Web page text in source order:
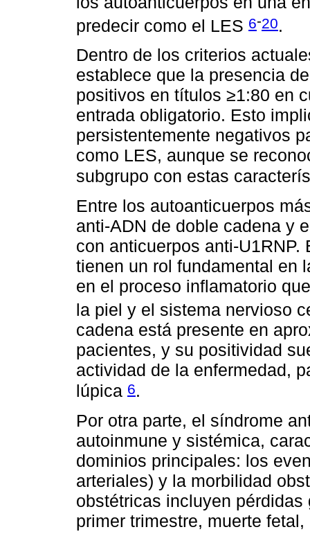
predecir como el LES 6-20.
Dentro de los criterios
establece que la presencia
positivos en títulos ≥1:80 en
entrada obligatorio. Esto
persistentemente negativos
como LES, aunque se
subgrupo con estas
Entre los autoanticuerpos
anti-ADN de doble cadena y
con anticuerpos anti-
tienen un rol fundamental en
en el proceso inflamatorio
la piel y el sistema nervioso
cadena está presente en
pacientes, y su positividad
actividad de la enfermedad,
lúpica 6.
Por otra parte, el síndrome
autoinmune y sistémica,
dominios principales: los
arteriales) y la morbilidad
obstétricas incluyen
primer trimestre, muerte